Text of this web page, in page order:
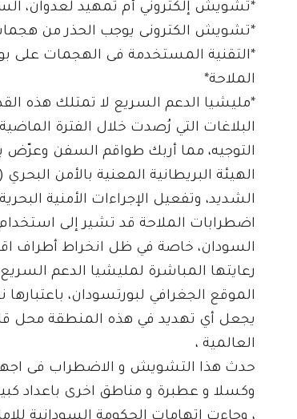
*تشويش إلكتروني أم تمهيد لعدوان،
*تشويش الكترونى يوجب الحذر من
*التقنية المستخدمة فى الهجمات على
الملاحة*
*مليشيا الدعم السريع لا تمتلك هذه
البلاغات التي رُصدت خلال الفترة
التوجيه، مما أربك طواقم السفن وعرّض
الهيئة البريطانية المعنية بالأمن
الشديد، وتفعيل الإجراءات الأمنية
اضطرابات الملاحة قد تشير إلى
السودان، خاصة في ظل انخراط أطراف
رعايتها المباشرة لمليشيا الدعم
الموقع الجغرافي لبورتسودان،
يجعل أي تهديد في هذه المنطقة محل
العالمية ،
حدث هذا التشويش و الاضطراب فى
وكسلا و عطبرة و مناطق اخرى باعداد